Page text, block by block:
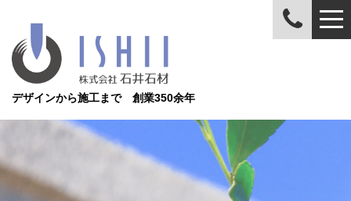
デザインから施工まで 創業350余年